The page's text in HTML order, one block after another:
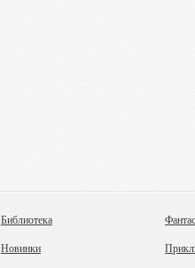
Библиотека
Новинки